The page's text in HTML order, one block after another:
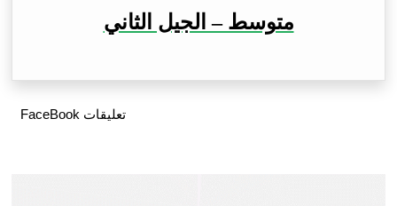
متوسط – الجيل الثاني
تعليقات FaceBook